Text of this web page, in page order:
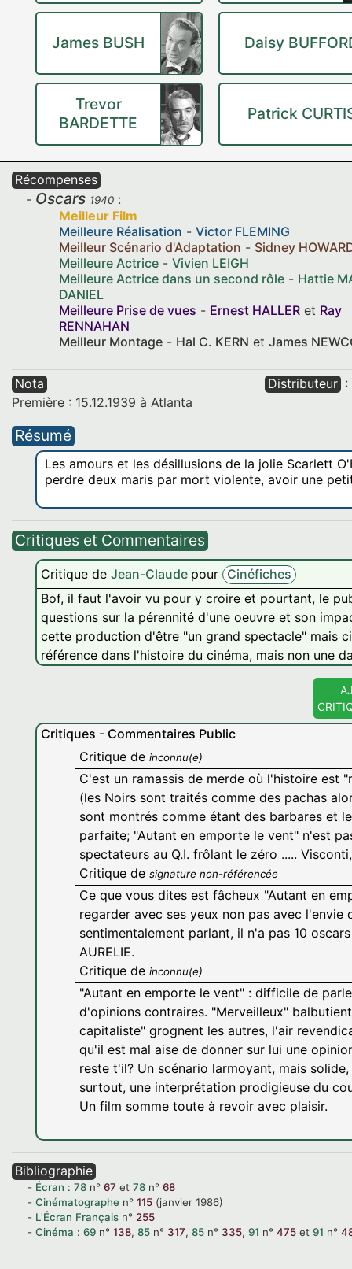
James BUSH Daisy
Trevor
BARDETTE
Patrick
Récompenses
Oscars 1940 :
Meilleur Film
Meilleure Réalisation - Victor FLEMING
Meilleur Scénario d'Adaptation - Sidney
Meilleure Actrice - Vivien LEIGH
Meilleure Actrice dans un second rôle - Hattie
DANIEL
Meilleure Prise de vues - Ernest HALLER et Ray
RENNAHAN
Meilleur Montage - Hal C. KERN et James
Nota
Première : 15.12.1939 à Atlanta
Distributeur :
Résumé
Les amours et les désillusions de la jolie Scarlett
perdre deux maris par mort violente, avoir une
Critiques et Commentaires
Critique de Jean-Claude pour Cinéfiches
Bof, il faut l'avoir vu pour y croire et pourtant, le
questions sur la pérennité d'une oeuvre et son
cette production d'être "un grand spectacle" mais
référence dans l'histoire du cinéma, mais non une
Critiques - Commentaires Public
Critique de inconnu(e)
C'est un ramassis de merde où l'histoire est
(les Noirs sont traités comme des pachas
sont montrés comme étant des barbares et
parfaite; "Autant en emporte le vent" n'est
spectateurs au Q.I. frôlant le zéro .....
Critique de signature non-référencée
Ce que vous dites est fâcheux "Autant en
regarder avec ses yeux non pas avec
sentimentalement parlant, il n'a pas 10
AURELIE.
Critique de inconnu(e)
"Autant en emporte le vent" : difficile de
d'opinions contraires. "Merveilleux"
capitaliste" grognent les autres, l'air
qu'il est mal aise de donner sur lui une
reste t'il? Un scénario larmoyant, mais
surtout, une interprétation prodigieuse du
Un film somme toute à revoir avec plaisir.
Bibliographie
Écran : 78 n° 67 et 78 n° 68
Cinématographe n° 115 (janvier 1986)
L'Écran Français n° 255
Cinéma : 69 n° 138, 85 n° 317, 85 n° 335, 91 n° 475 et 91 n°